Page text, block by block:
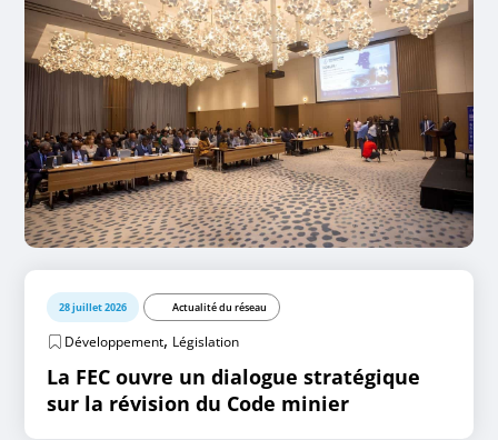
28 juillet 2026 Actualité du réseau
Développement, Législation
La FEC ouvre un dialogue stratégique
sur la révision du Code minier